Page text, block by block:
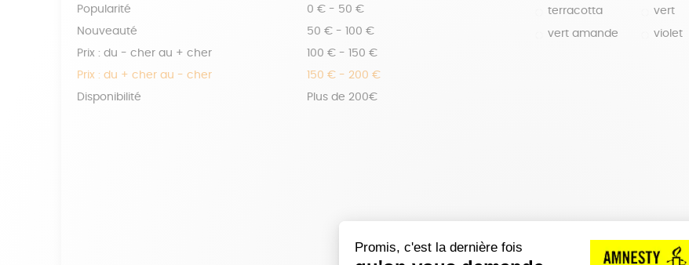
Popularité
Nouveauté
Prix : du - cher au + cher
Prix : du + cher au - cher
Disponibilité
0 € - 50 €
50 € - 100 €
100 € - 150 €
150 € - 200 €
Plus de 200€
terracotta vert
vert amande violet